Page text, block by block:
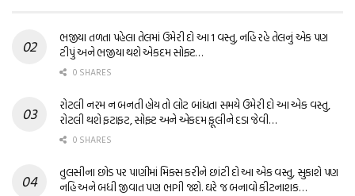
ભજીયા તળતા પહેલા તેલમાં ઉમેરી દો આ 1 વસ્તુ, નહિ રહે તેલનું એક પણ
ટીપું અને ભજીયા થશે એકદમ સોફ્ટ…
0 SHARES
રોટલી નરમ ન બનતી હોય તો લોટ બાંધતા સમયે ઉમેરી દો આ એક વસ્તુ,
રોટલી થશે ફટાફટ, સોફ્ટ અને એકદમ ફૂલીને દડા જેવી…
0 SHARES
તુલસીના છોડ પર પાણીમાં મિક્સ કરીને છાંટી દો આ એક વસ્તુ, સુકાશે પણ
નહિ અને બધી જીવાત પણ ભાગી જશે. ઘરે જ બનાવો કીટનાશક…